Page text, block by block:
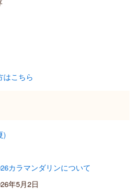
はこちら
)
カラマンダリンについて
年5月2日